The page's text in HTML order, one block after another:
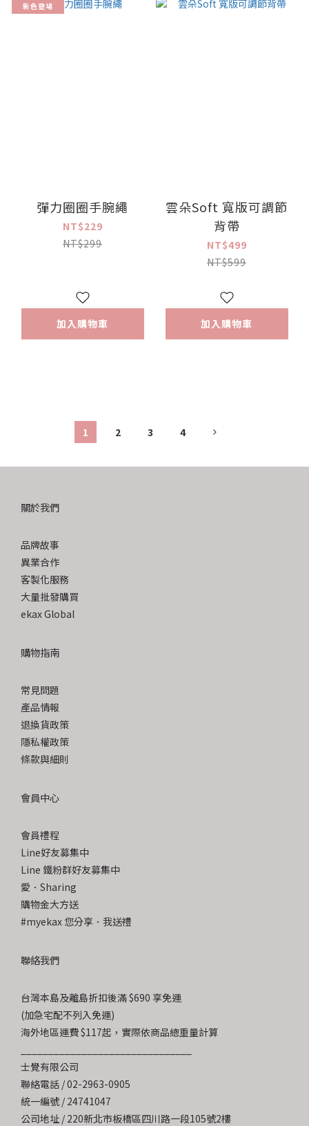
新色登場
彈力圈圈手腕繩
NT$229
NT$299
加入購物車
雲朵Soft 寬版可調節
背帶
NT$499
NT$599
加入購物車
1 2 3 4
關於我們
品牌故事
異業合作
客製化服務
大量批發購買
ekax Global
購物指南
常見問題
產品情報
退換貨政策
隱私權政策
條款與細則
會員中心
會員禮程
Line好友募集中
Line 鐵粉群好友募集中
愛．Sharing
購物金大方送
#myekax 您分享．我送禮
聯絡我們
台灣本島及離島折扣後滿 $690 享免運
(加急宅配不列入免運)
海外地區運費 $117起，實際依商品總重量計算
士覺有限公司
聯絡電話 / 02-2963-0905
統一編號 / 24741047
公司地址 / 220新北市板橋區四川路一段105號2樓